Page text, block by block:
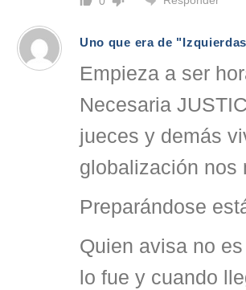
Uno que era de
Empieza a ser
Necesaria
jueces y demás
globalización nos
Preparándose
Quien avisa no
lo fue y cuando